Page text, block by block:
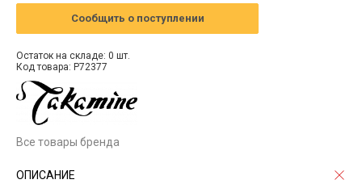
Сообщить о поступлении
Остаток на складе: 0 шт.
Код товара: P72377
Все товары бренда
ОПИСАНИЕ